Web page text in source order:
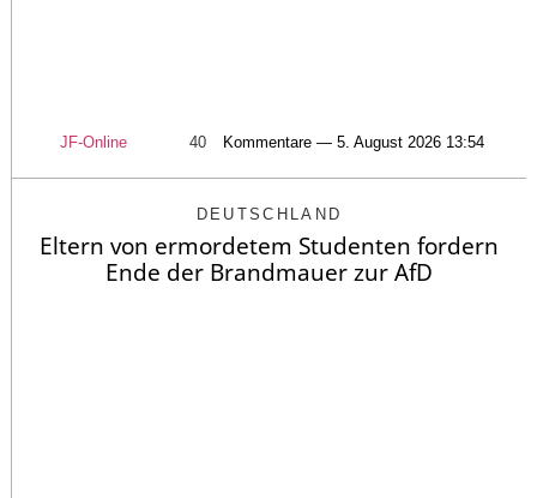
JF-Online 40 Kommentare — 5. August 2026 13:54
DEUTSCHLAND
Eltern von ermordetem Studenten fordern
Ende der Brandmauer zur AfD